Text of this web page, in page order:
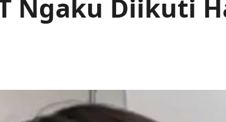
Ngaku Diikuti